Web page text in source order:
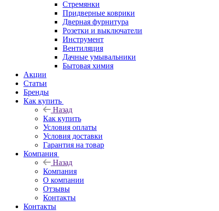
Стремянки
Придверные коврики
Дверная фурнитура
Розетки и выключатели
Инструмент
Вентиляция
Дачные умывальники
Бытовая химия
Акции
Статьи
Бренды
Как купить
Назад
Как купить
Условия оплаты
Условия доставки
Гарантия на товар
Компания
Назад
Компания
О компании
Отзывы
Контакты
Контакты